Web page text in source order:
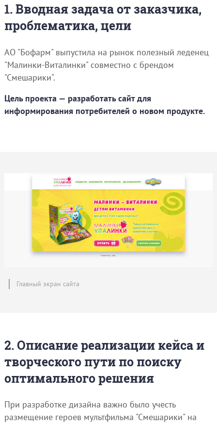
1. Вводная задача от заказчика,
проблематика, цели
АО "Бофарм" выпустила на рынок полезный леденец
"Малинки-Виталинки" совместно с брендом
"Смешарики".
Цель проекта — разработать сайт для
информирования потребителей о новом продукте.
Главный экран сайта
2. Описание реализации кейса и
творческого пути по поиску
оптимального решения
При разработке дизайна важно было учесть
размещение героев мультфильма "Смешарики" на